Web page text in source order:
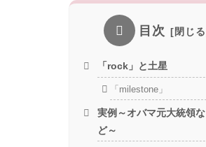
目次
「rock」と土星
「milestone」
実例～オバマ元大統領な
ど～